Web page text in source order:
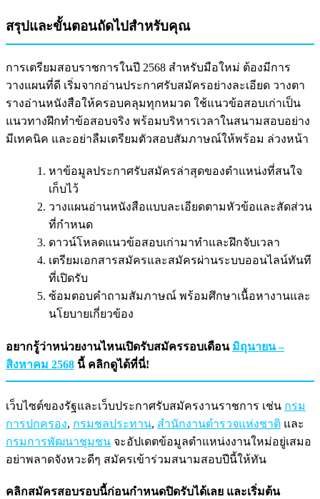
สรุปและขั้นตอนถัดไปสำหรับคุณ
การเตรียมสอบราชการในปี 2568 สำหรับมือใหม่ ต้องมีการ
วางแผนที่ดี เริ่มจากอ่านประกาศรับสมัครอย่างละเอียด วางตา
รางอ่านหนังสือให้ครอบคลุมทุกหมวด ใช้แนวข้อสอบเก่าเป็น
แนวทางฝึกทำข้อสอบจริง พร้อมบริหารเวลาในสนามสอบอย่าง
มีเทคนิค และอย่าลืมเตรียมตัวสอบสัมภาษณ์ให้พร้อม ล่วงหน้า
หาข้อมูลประกาศรับสมัครล่าสุดของตำแหน่งที่สนใจ
เก็บไว้
วางแผนอ่านหนังสือแบบละเอียดตามหัวข้อและสัดส่วน
ที่กำหนด
ดาวน์โหลดแนวข้อสอบเก่ามาทำและฝึกจับเวลา
เตรียมเอกสารสมัครและสมัครผ่านระบบออนไลน์ทันที
ที่เปิดรับ
ซ้อมตอบคำถามสัมภาษณ์ พร้อมศึกษาเนื้อหางานและ
นโยบายเกี่ยวข้อง
อยากรู้ว่าหน่วยงานไหนเปิดรับสมัครรอบเดือน มิถุนายน –
สิงหาคม 2568 นี้ คลิกดูได้ที่นี่!
เว็บไซต์ของรัฐและเว็บประกาศรับสมัครงานราชการ เช่น กรม
การปกครอง, กรมชลประทาน, สำนักงานตำรวจแห่งชาติ และ
กรมการพัฒนาชุมชน จะอัปเดตข้อมูลตำแหน่งงานใหม่อยู่เสมอ
อย่าพลาดจังหวะดีๆ สมัครเข้าร่วมสนามสอบปีนี้ให้ทัน
คลิกสมัครสอบรอบนี้ก่อนกำหนดปิดรับได้เลย และเริ่มต้น